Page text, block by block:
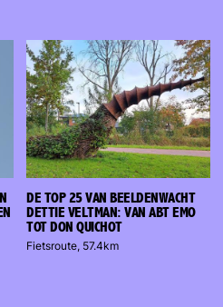
DE TOP 25 VAN BEELDENWACHT
DETTIE VELTMAN: VAN ABT EMO
TOT DON QUICHOT
Fietsroute, 57.4km